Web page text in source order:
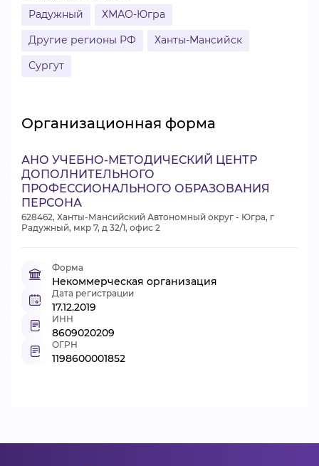
Радужный
ХМАО-Югра
Другие регионы РФ
Ханты-Мансийск
Сургут
Организационная форма
АНО УЧЕБНО-МЕТОДИЧЕСКИЙ ЦЕНТР
ДОПОЛНИТЕЛЬНОГО
ПРОФЕССИОНАЛЬНОГО ОБРАЗОВАНИЯ
ПЕРСОНА
628462, Ханты-Мансийский Автономный округ - Югра, г
Радужный, мкр 7, д 32/1, офис 2
Форма
Некоммерческая организация
Дата регистрации
17.12.2019
ИНН
8609020209
ОГРН
1198600001852